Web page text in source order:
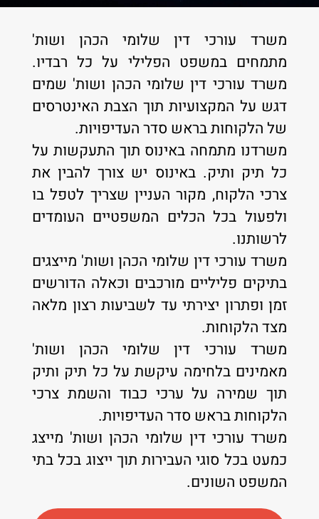
משרד עורכי דין שלומי הכהן ושות'
מתמחים במשפט הפלילי על כל רבדיו.
משרד עורכי דין שלומי הכהן ושות' שמים
דגש על המקצועיות תוך הצבת האינטרסים
של הלקוחות בראש סדר העדיפויות.
משרדנו מתמחה באינוס תוך התעקשות על
כל תיק ותיק. באינוס יש צורך להבין את
צרכי הלקוח, מקור העניין שצריך לטפל בו
ולפעול בכל הכלים המשפטיים העומדים
לרשותנו.
משרד עורכי דין שלומי הכהן ושות' מייצגים
בתיקים פליליים מורכבים וכאלה הדורשים
זמן ופתרון יצירתי עד לשביעות רצון מלאה
מצד הלקוחות.
משרד עורכי דין שלומי הכהן ושות'
מאמינים בלחימה עיקשת על כל תיק ותיק
תוך שמירה על ערכי כבוד והשמת צרכי
הלקוחות בראש סדר העדיפויות.
משרד עורכי דין שלומי הכהן ושות' מייצג
כמעט בכל סוגי העבירות תוך ייצוג בכל בתי
המשפט השונים.